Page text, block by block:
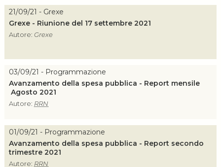
21/09/21 - Grexe
Grexe - Riunione del 17 settembre 2021
Autore: Grexe
03/09/21 - Programmazione
Avanzamento della spesa pubblica - Report mensile
Agosto 2021
Autore: RRN
01/09/21 - Programmazione
Avanzamento della spesa pubblica - Report secondo
trimestre 2021
Autore: RRN